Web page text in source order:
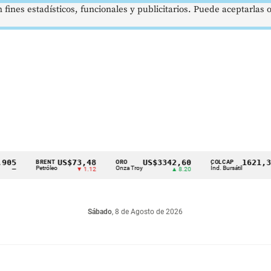
BRENT
Petróleo
US$73,48
▼ 1.12
ORO
Onza Troy
US$3342,60 COLCAP
Índ. Bursátil
1621,34 pts
Sábado, 8 de Agosto de 2026
estadísticos, funcionales y publicitarios. Puede aceptarlas